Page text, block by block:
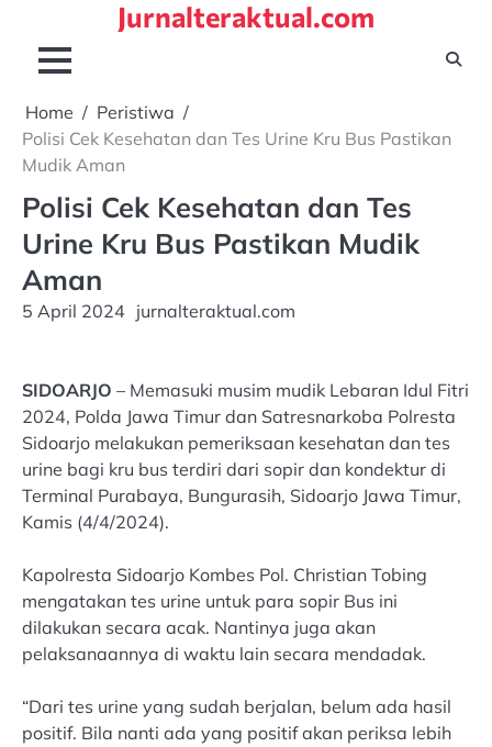
content
Jurnalteraktual.com
Home
Peristiwa
Polisi Cek Kesehatan dan Tes Urine Kru Bus Pastikan
Mudik Aman
Polisi Cek Kesehatan dan Tes
Urine Kru Bus Pastikan Mudik
Aman
5 April 2024 jurnalteraktual.com
SIDOARJO – Memasuki musim mudik Lebaran Idul Fitri
2024, Polda Jawa Timur dan Satresnarkoba Polresta
Sidoarjo melakukan pemeriksaan kesehatan dan tes
urine bagi kru bus terdiri dari sopir dan kondektur di
Terminal Purabaya, Bungurasih, Sidoarjo Jawa Timur,
Kamis (4/4/2024).
Kapolresta Sidoarjo Kombes Pol. Christian Tobing
mengatakan tes urine untuk para sopir Bus ini
dilakukan secara acak. Nantinya juga akan
pelaksanaannya di waktu lain secara mendadak.
“Dari tes urine yang sudah berjalan, belum ada hasil
positif. Bila nanti ada yang positif akan periksa lebih